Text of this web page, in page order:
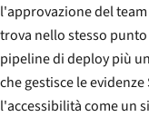
l'approvazione del team di sicurezza, un gate di accessibilità si
trova nello stesso punto —
pipeline di deploy più
che gestisce le evidenze SOC 2, PCI-DSS e ISO 27001. Trattare
l'accessibilità come un silo di compliance separato è il